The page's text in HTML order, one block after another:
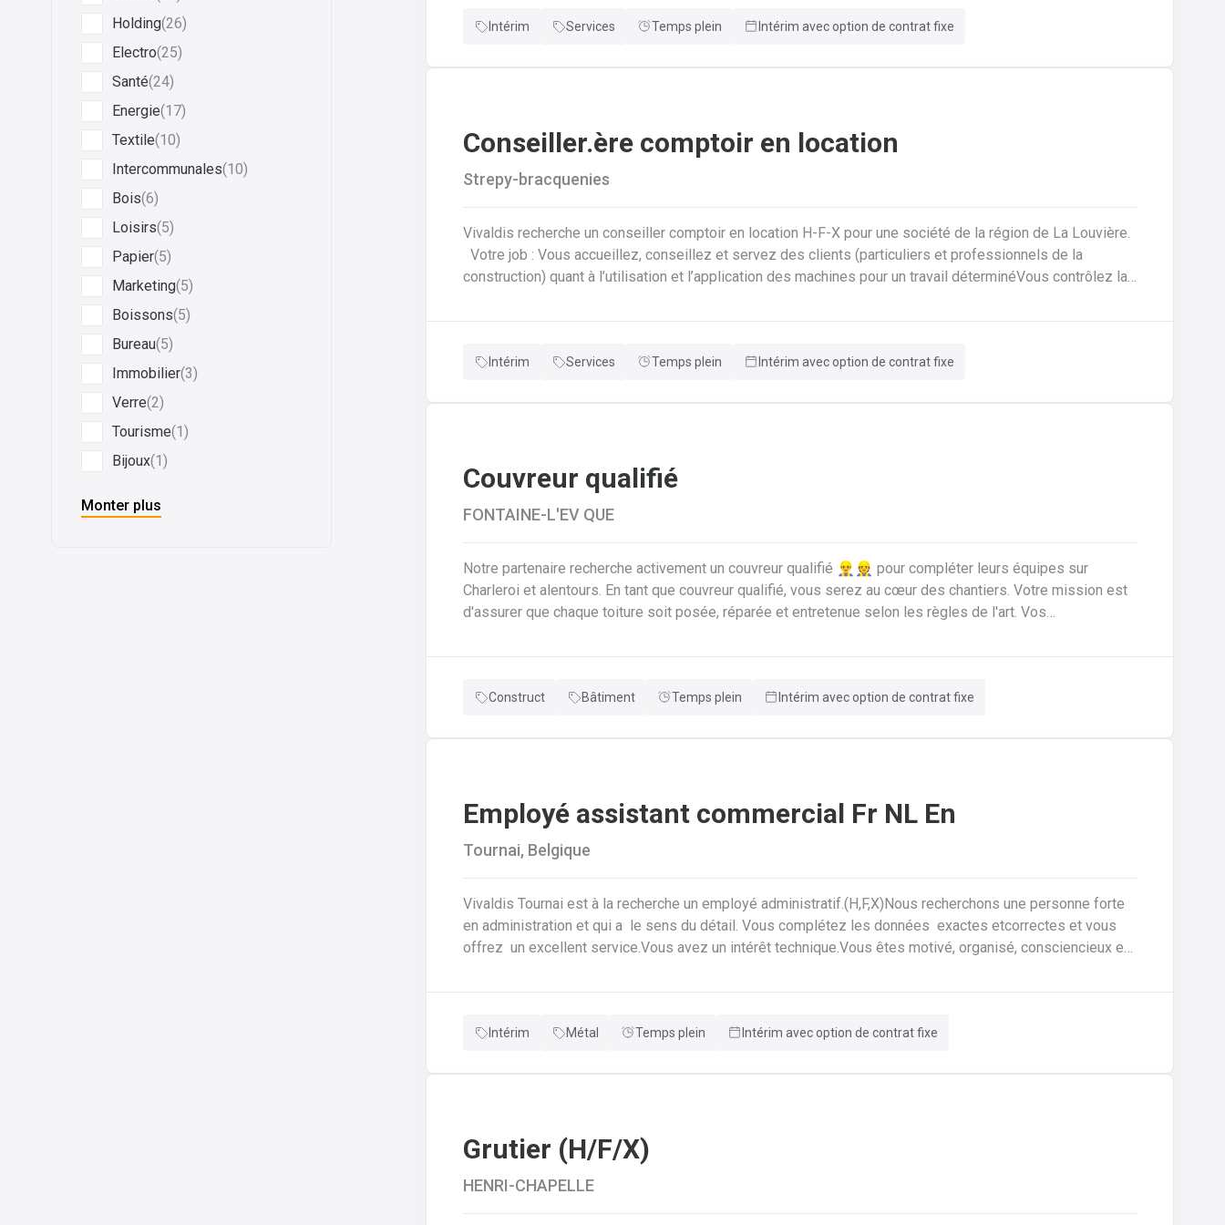
Holding(26)
Electro(25)
Santé(24)
Energie(17)
Textile(10)
Intercommunales(10)
Bois(6)
Loisirs(5)
Papier(5)
Marketing(5)
Boissons(5)
Bureau(5)
Immobilier(3)
Verre(2)
Tourisme(1)
Bijoux(1)
Monter plus
Intérim Services Temps plein Intérim avec option de contrat fixe
Conseiller.ère comptoir en location
Strepy-bracquenies
Vivaldis recherche un conseiller comptoir en location H-F-X pour une société de la région de La Louvière.
construction) quant à l’utilisation et l’application des machines pour un travail déterminéVous contrôlez la
réservations, ventes et tickets de caisse de façon informatiséeVous assurez un suivi administratif
diverses demandes de disponibilités
Intérim Services Temps plein Intérim avec option de contrat fixe
Couvreur qualifié
FONTAINE-L'EV QUE
Notre partenaire recherche activement un couvreur qualifié 👷‍♂️👷 pour compléter leurs équipes sur
Charleroi et alentours. En tant que couvreur qualifié, vous serez au cœur des chantiers. Votre mission est
d'assurer que chaque toiture soit posée, réparée et entretenue selon les règles de l'art. Vos
couverture (tuiles, ardoises, zinc, etc.) en neuf comme en rénovation.Réaliser les travaux de zinguerie :
réparer et entretenir les toitures existantes (recherche de fuites, remplacement d'éléments).Garantir la
Construct Bâtiment Temps plein Intérim avec option de contrat fixe
Employé assistant commercial Fr NL En
Tournai, Belgique
Vivaldis Tournai est à la recherche un employé administratif.(H,F,X)Nous recherchons une personne forte
en administration et qui a le sens du détail. Vous complétez les données exactes etcorrectes et vous
offrez un excellent service.Vous avez un intérêt technique.Vous êtes motivé, organisé, consciencieux et
commandes des clients afin de garantir leurbonne transmission à vos collègues de la planification de la
pas claires, vous assurez la coordinationavec le client, lui offrez le support technique et faites les
service clientèle, du transport etde la planification de la production.
Intérim Métal Temps plein Intérim avec option de contrat fixe
Grutier (H/F/X)
HENRI-CHAPELLE